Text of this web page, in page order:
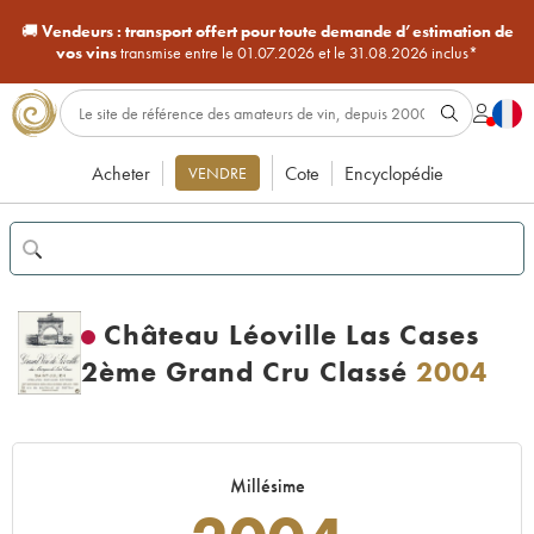
🚚Vendeurs : transport offert pour toute demande d’estimation de
vos vinstransmise entre le 01.07.2026 et le 31.08.2026 inclus*
Acheter VENDRE Cote Encyclopédie
Château Léoville Las Cases
2ème Grand Cru Classé 2004
Millésime